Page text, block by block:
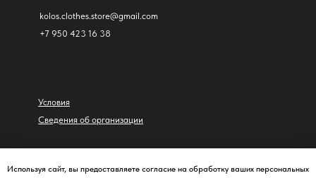
+7 950 423 16 38
kolos.clothes.store@gmail.com
Сведения об организации
Условия
Используя сайт, вы предоставляете согласие на обработку ваших персональных